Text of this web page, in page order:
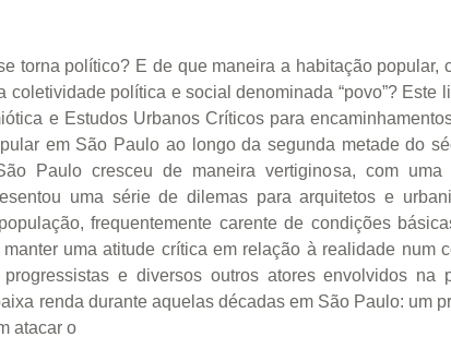
torna político? E de que maneira a habitação
coletividade política e social denominada “povo”?
e Estudos Urbanos Críticos para
em São Paulo ao longo da segunda metade do
Paulo cresceu de maneira vertiginosa, com
uma série de dilemas para arquitetos e
frequentemente carente de condições
uma atitude crítica em relação à realidade
e diversos outros atores envolvidos
renda durante aquelas décadas em São Paulo: um
atacar o